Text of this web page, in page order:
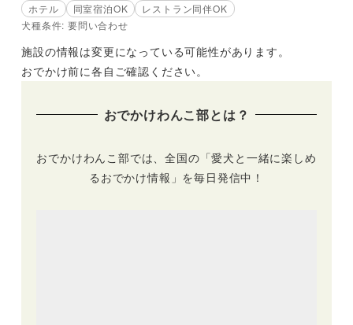
ホテル 同室宿泊OK
レストラン同伴OK
犬種条件: 要問い合わせ
施設の情報は変更になっている可能性があります。
おでかけ前に各自ご確認ください。
おでかけわんこ部とは？
おでかけわんこ部では、全国の「愛犬と一緒に楽しめ
るおでかけ情報」を毎日発信中！